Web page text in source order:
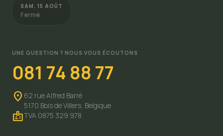
SAM. 15 AOÛT
Fermé
UNE QUESTION ? NOUS VOUS ÉCOUTONS
081 74 88 77
location_on 62 rue Alfred Barré
5170 Bois de Villers, Belgique
badgeTVA 0875 329 978